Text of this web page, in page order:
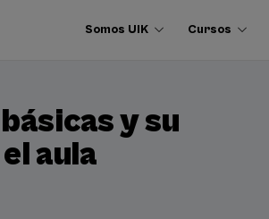
Somos UIK Cursos
y su
aula